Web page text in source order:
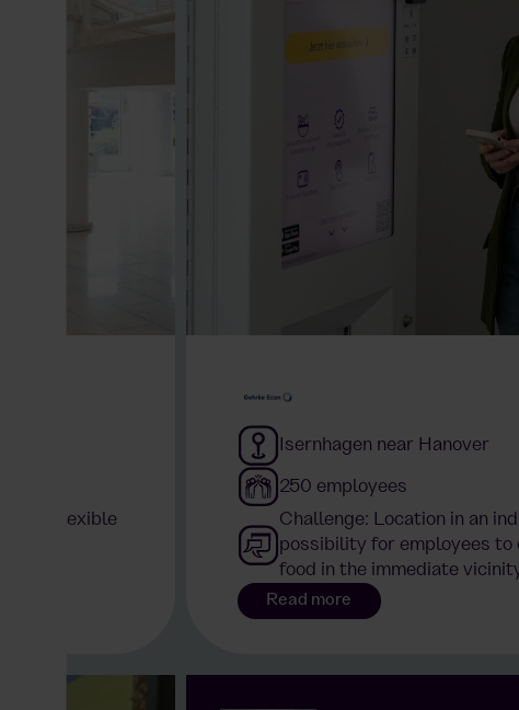
and flexible
Isernhagen near Hanover
250 employees
Challenge: Location in an
possibility for employees to
food in the immediate
Read more